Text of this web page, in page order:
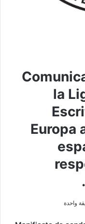
la
Europa
واحدة